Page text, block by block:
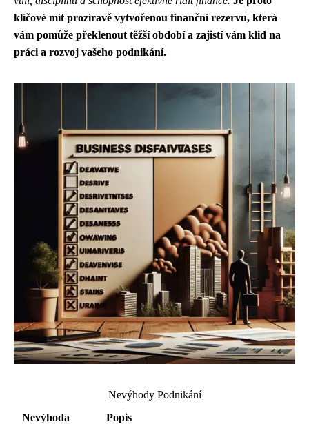
klíčové mít prozíravě vytvořenou finanční rezervu, která
vám pomůže překlenout těžší období a zajistí vám klid na
práci a rozvoj vašeho podnikání.
Nevýhody Podnikání
Nevýhoda
Popis